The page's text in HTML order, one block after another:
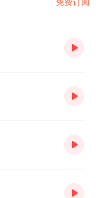
免费订阅